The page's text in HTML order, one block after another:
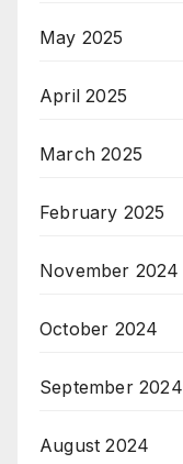
May 2025
April 2025
March 2025
February 2025
November 2024
October 2024
September 2024
August 2024